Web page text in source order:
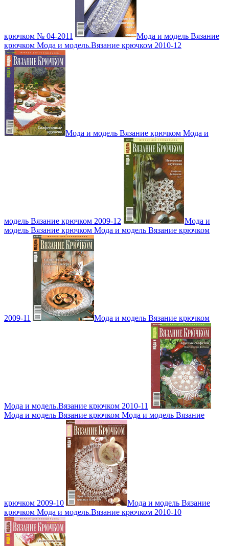
крючком № 04-2011
Мода и модель Вязание
крючком Мода и модель.Вязание крючком 2010-12
Мода и модель Вязание крючком Мода и
модель Вязание крючком 2009-12
Мода и
модель Вязание крючком Мода и модель Вязание крючком
2009-11 Мода и модель Вязание крючком
Мода и модель.Вязание крючком 2010-11
Мода и модель Вязание крючком Мода и модель Вязание
крючком 2009-10
Мода и модель Вязание
крючком Мода и модель.Вязание крючком 2010-10